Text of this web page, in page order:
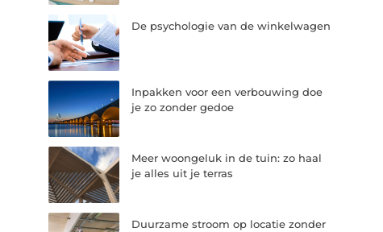
De psychologie van de winkelwagen
Inpakken voor een verbouwing doe
je zo zonder gedoe
Meer woongeluk in de tuin: zo haal
je alles uit je terras
Duurzame stroom op locatie zonder